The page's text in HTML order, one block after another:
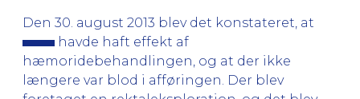
Den 30. august 2013 blev det konstateret, at
havde haft effekt af
hæmoridebehandlingen, og at der ikke
længere var blod i afføringen. Der blev